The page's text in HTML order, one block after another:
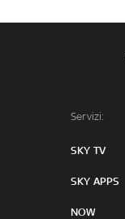
Servizi:
SKY TV
SKY APPS
NOW